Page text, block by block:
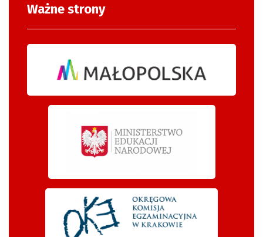
Ważne strony